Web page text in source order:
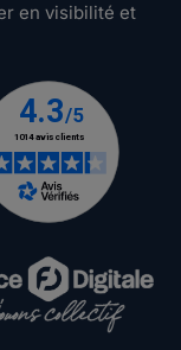
en visibilité et